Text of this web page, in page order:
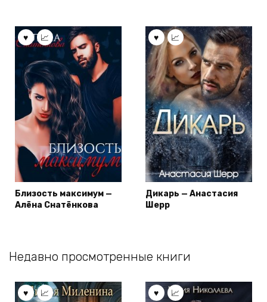
Близость максимум —
Алёна Снатёнкова
Дикарь — Анастасия
Шерр
Недавно просмотренные книги